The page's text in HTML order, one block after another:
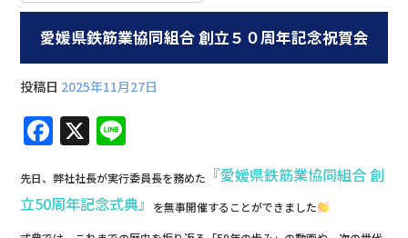
愛媛県鉄筋業協同組合 創立５０周年記念祝賀会
投稿日 2025年11月27日
F
a
c
e
X
e
先日、弊社社長が実行委員長を務めた 『愛媛県鉄筋業協同組合 創
立50周年記念式典』
を無事開催することができました